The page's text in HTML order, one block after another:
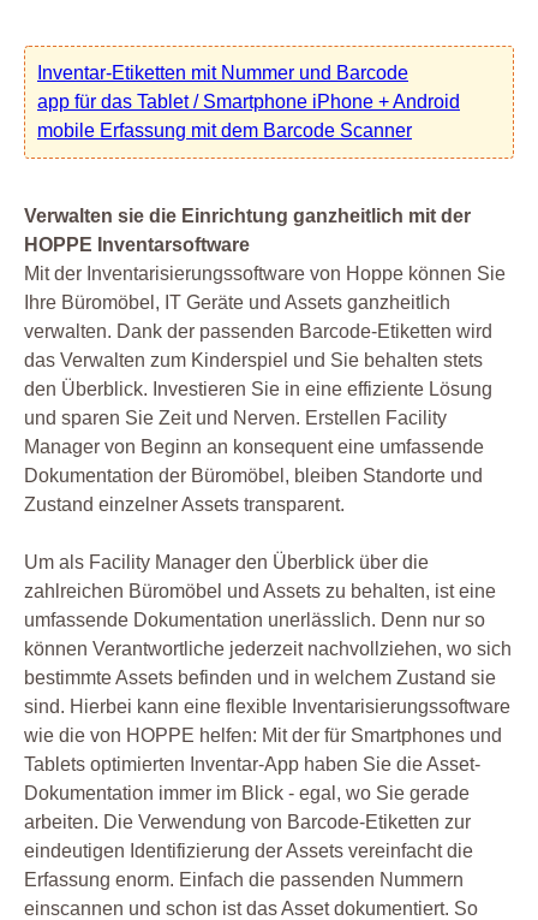
Inventar-Etiketten mit Nummer und Barcode
app für das Tablet / Smartphone iPhone + Android
mobile Erfassung mit dem Barcode Scanner
Verwalten sie die Einrichtung ganzheitlich mit der
HOPPE Inventarsoftware
Mit der Inventarisierungssoftware von Hoppe können Sie
Ihre Büromöbel, IT Geräte und Assets ganzheitlich
verwalten. Dank der passenden Barcode-Etiketten wird
das Verwalten zum Kinderspiel und Sie behalten stets
den Überblick. Investieren Sie in eine effiziente Lösung
und sparen Sie Zeit und Nerven. Erstellen Facility
Manager von Beginn an konsequent eine umfassende
Dokumentation der Büromöbel, bleiben Standorte und
Zustand einzelner Assets transparent.
Um als Facility Manager den Überblick über die
zahlreichen Büromöbel und Assets zu behalten, ist eine
umfassende Dokumentation unerlässlich. Denn nur so
können Verantwortliche jederzeit nachvollziehen, wo sich
bestimmte Assets befinden und in welchem Zustand sie
sind. Hierbei kann eine flexible Inventarisierungssoftware
wie die von HOPPE helfen: Mit der für Smartphones und
Tablets optimierten Inventar-App haben Sie die Asset-
Dokumentation immer im Blick - egal, wo Sie gerade
arbeiten. Die Verwendung von Barcode-Etiketten zur
eindeutigen Identifizierung der Assets vereinfacht die
Erfassung enorm. Einfach die passenden Nummern
einscannen und schon ist das Asset dokumentiert. So